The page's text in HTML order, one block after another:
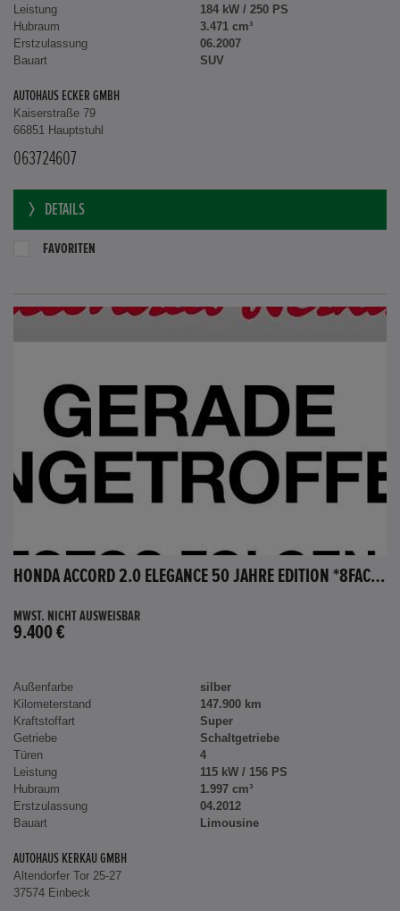
Leistung
184 kW / 250 PS
Hubraum
3.471 cm³
Erstzulassung
06.2007
Bauart
SUV
AUTOHAUS ECKER GMBH
Kaiserstraße 79
66851 Hauptstuhl
063724607
DETAILS
FAVORITEN
HONDA ACCORD 2.0 ELEGANCE 50 JAHRE EDITION *8FACH BEREIFT*
MWST. NICHT AUSWEISBAR
9.400 €
Außenfarbe
silber
Kilometerstand
147.900 km
Kraftstoffart
Super
Getriebe
Schaltgetriebe
Türen
4
Leistung
115 kW / 156 PS
Hubraum
1.997 cm³
Erstzulassung
04.2012
Bauart
Limousine
AUTOHAUS KERKAU GMBH
Altendorfer Tor 25-27
37574 Einbeck